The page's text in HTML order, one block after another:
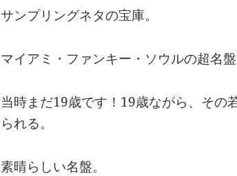
サンプリングネタの宝庫。
マイアミ・ファンキー・ソウルの超名盤
当時まだ19歳です！19歳ながら、その
られる。
素晴らしい名盤。